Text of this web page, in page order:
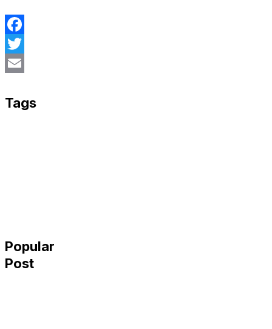
Facebook
Twitter
Tags
Popular
Post